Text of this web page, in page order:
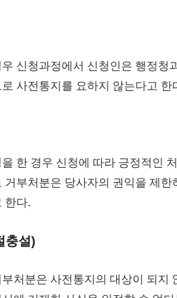
신청과정에서 신청인은 행정청
사전통지를 요하지 않는다고 한
한 경우 신청에 따라 긍정적인
거부처분은 당사자의 권익을 제
한다.
충설)
처분은 사전통지의 대상이 되지